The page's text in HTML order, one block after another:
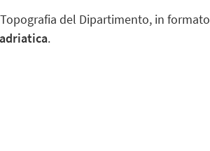
del Dipartimento, in formato
.